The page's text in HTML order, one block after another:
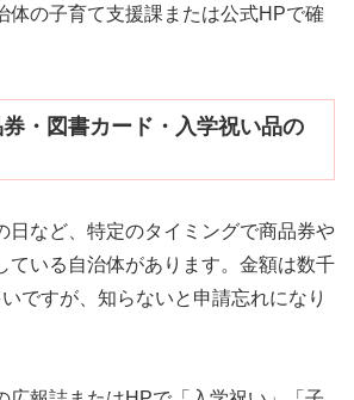
体の子育て支援課または公式HPで確
・図書カード・入学祝い品の
日など、特定のタイミングで商品券や
ている自治体があります。金額は数千
ですが、知らないと申請忘れになり